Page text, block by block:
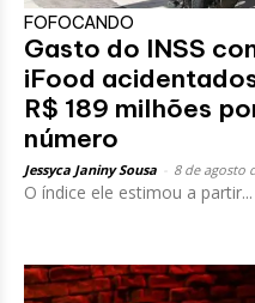
FOFOCANDO
Gasto do INSS
iFood
R$ 189 milhões
número
Jessyca Janiny Sousa 8 de agosto
O índice ele estimou a partir...